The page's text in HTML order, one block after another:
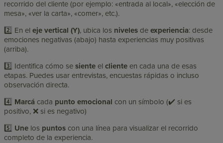
recorrido del cliente (por ejemplo: «entrada al local», «elección de
mesa», «ver la carta», «comer», etc.).
2️⃣ En el eje vertical (Y), ubica los niveles deexperiencia: desde
emociones negativas (abajo) hasta experiencias muy positivas
(arriba).
3️⃣ Identifica cómo sesiente elcliente en cada una de esas
etapas. Puedes usar entrevistas, encuestas rápidas o incluso
observación directa.
4️⃣ Marcá cada punto emocional con un símbolo (✔️ si es
positivo, ❌ si es negativo)
5️⃣ Une los puntos con una línea para visualizar el recorrido
completo de la experiencia.